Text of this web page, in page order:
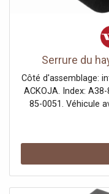
Serrure du
Côté d'assemblage:
ACKOJA. Index:
85-0051. Véhicule
pour véhicules
avec direction à
véhicules sans